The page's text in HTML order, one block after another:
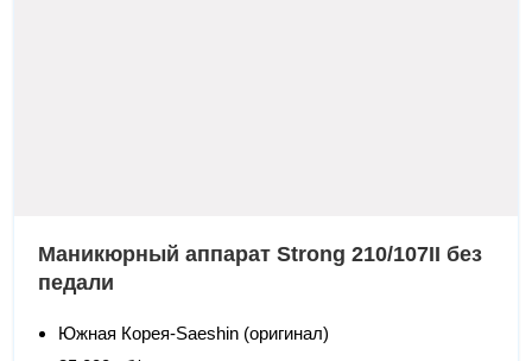
Маникюрный аппарат Strong 210/107II без
педали
Южная Корея-Saeshin (оригинал)